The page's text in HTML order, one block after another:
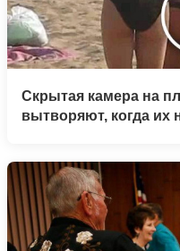
Скрытая камера на
вытворяют, когда их